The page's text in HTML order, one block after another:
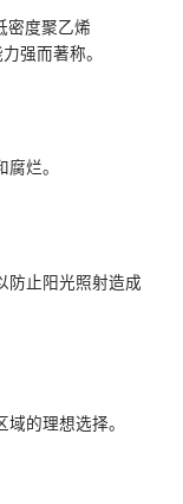
密度聚乙烯
强而著称。
烂。
防止阳光照射造成
的理想选择。